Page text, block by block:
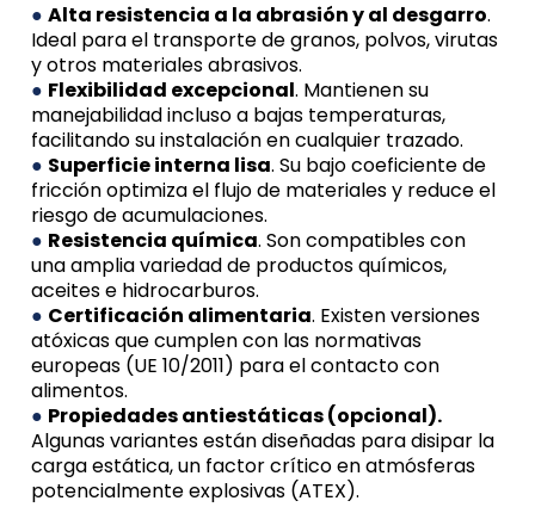
● Alta resistencia a la abrasión y al desgarro.
Ideal para el transporte de granos, polvos, virutas
y otros materiales abrasivos.
● Flexibilidad excepcional. Mantienen su
manejabilidad incluso a bajas temperaturas,
facilitando su instalación en cualquier trazado.
● Superficie interna lisa. Su bajo coeficiente de
fricción optimiza el flujo de materiales y reduce el
riesgo de acumulaciones.
● Resistencia química. Son compatibles con
una amplia variedad de productos químicos,
aceites e hidrocarburos.
● Certificación alimentaria. Existen versiones
atóxicas que cumplen con las normativas
europeas (UE 10/2011) para el contacto con
alimentos.
● Propiedades antiestáticas (opcional).
Algunas variantes están diseñadas para disipar la
carga estática, un factor crítico en atmósferas
potencialmente explosivas (ATEX).